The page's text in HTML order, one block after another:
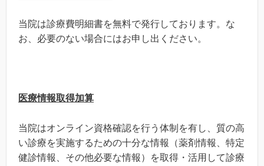
当院は診療費明細書を無料で発行しております。な
お、必要のない場合にはお申し出ください。
医療情報取得加算
当院はオンライン資格確認を行う体制を有し、質の高
い診療を実施するための十分な情報（薬剤情報、特定
健診情報、その他必要な情報）を取得・活用して診療